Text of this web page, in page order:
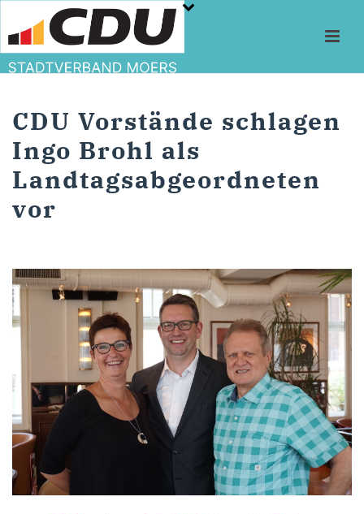
CDU Vorstände schlagen
Ingo Brohl als
Landtagsabgeordneten
vor